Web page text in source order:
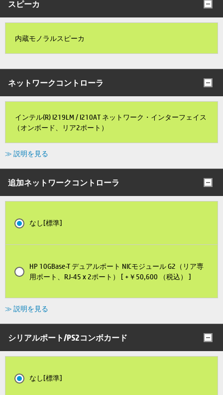
スピーカ
内蔵モノラルスピーカ
ネットワークコントローラ
インテル(R) I219LM / I210AT ネットワーク・インターフェイス
（オンボード、リア2ポート）
≫ 説明を見る
追加ネットワークコントローラ
なし[標準]
HP 10GBase-T デュアルポート NICモジュール G2（リア専
用ポート、RJ-45 x 2ポート） [ +￥50,600 （税込） ]
≫ 説明を見る
シリアルポート/PS2コンボカード
なし[標準]